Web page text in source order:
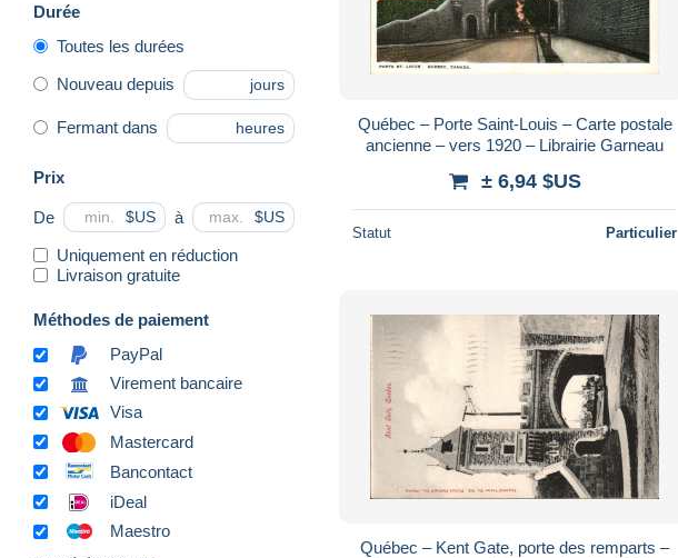
Durée
Toutes les durées
Nouveau depuis jours
Fermant dans heures
Prix
De $US à $US
Uniquement en réduction
Livraison gratuite
Méthodes de paiement
PayPal
Virement bancaire
Visa
Mastercard
Bancontact
iDeal
Maestro
Québec – Porte Saint-Louis – Carte postale
ancienne – vers 1920 – Librairie Garneau
± 6,94 $US
Statut Particulier
Québec – Kent Gate, porte des remparts –